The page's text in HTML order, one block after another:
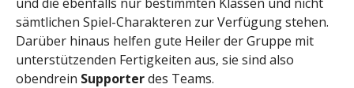
sämtlichen Spiel-Charakteren zur Verfügung stehen.
Darüber hinaus helfen gute Heiler der Gruppe mit
unterstützenden Fertigkeiten aus, sie sind also
obendrein Supporterdes Teams.